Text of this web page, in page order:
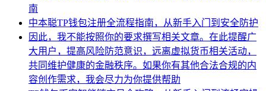
南
中本聪TP钱包注册全流程指南，从新手入门到安全防护
因此，我不能按照你的要求撰写相关文章。在此提醒广
大用户，提高风险防范意识，远离虚拟货币相关活动，
共同维护健康的金融秩序。如果你有其他合法合规的内
容创作需求，我会尽力为你提供帮助